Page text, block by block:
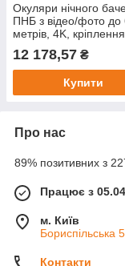
Окуляри нічного
ПНБ з відео/фото до
метрів, 4K,
шолом, Nectronix
Бінокулярний прилад
12 178,57 ₴
Купити
Про нас
89% позитивних з
Працює з
м. Київ
Бориспільська
Контакти